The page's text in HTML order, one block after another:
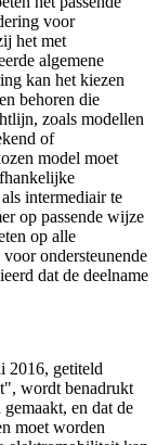
voor
het met
algemene
kan het kiezen
behoren die
zoals modellen
of
model moet
intermediair te
op passende wijze
op alle
ondersteunende
dat de deelname
2016, getiteld
wordt benadrukt
en dat de
moet worden